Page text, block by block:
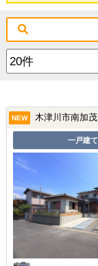
NEW 木津川市南加
一戸建て